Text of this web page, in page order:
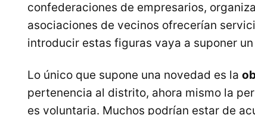
confederaciones de empresarios,
asociaciones de vecinos ofrecerían
introducir estas figuras vaya a suponer un
Lo único que supone una novedad es la
pertenencia al distrito, ahora mismo la
es voluntaria. Muchos podrían estar de